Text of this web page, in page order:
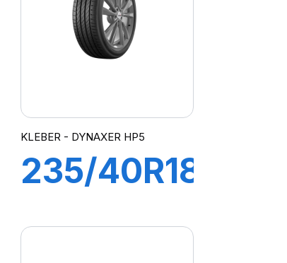
KLEBER - DYNAXER HP5
235/40R18